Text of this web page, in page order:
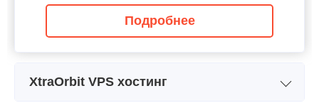
Подробнее
XtraOrbit VPS хостинг